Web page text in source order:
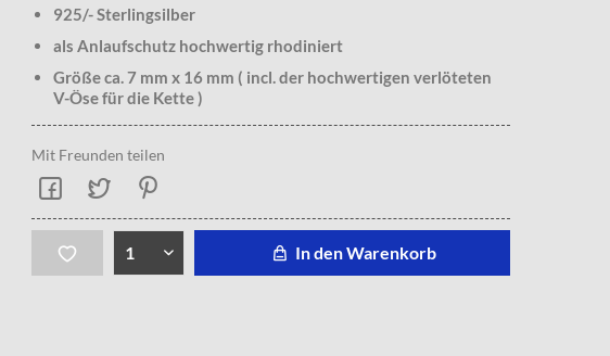
925/- Sterlingsilber
als Anlaufschutz hochwertig rhodiniert
Größe ca. 7 mm x 16 mm ( incl. der hochwertigen verlöteten
V-Öse für die Kette )
Mit Freunden teilen
In den Warenkorb